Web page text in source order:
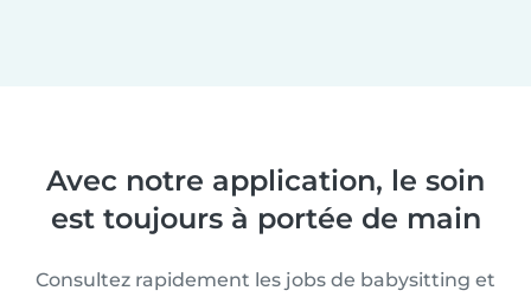
Avec notre application, le soin
est toujours à portée de main
Consultez rapidement les jobs de babysitting et